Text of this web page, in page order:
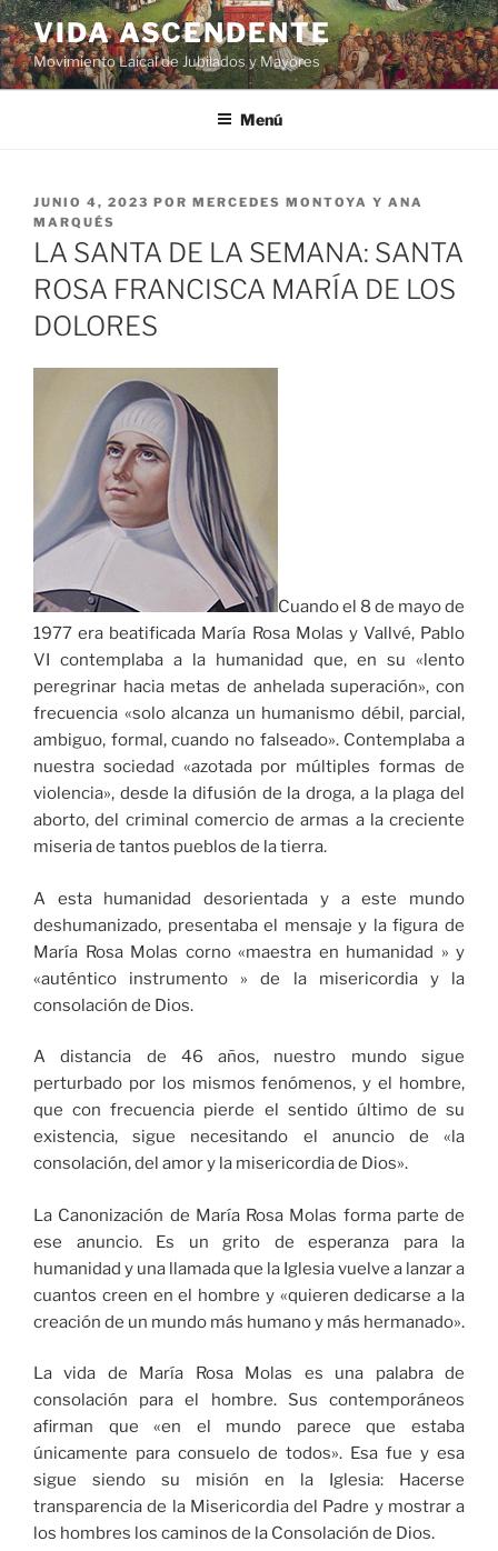
VIDA ASCENDENTE
Movimiento Laical de Jubilados y Mayores
Menú
JUNIO 4, 2023 POR MERCEDES MONTOYA Y ANA
MARQUÉS
LA SANTA DE LA SEMANA: SANTA
ROSA FRANCISCA MARÍA DE LOS
DOLORES
Cuando el 8 de mayo de
1977 era beatificada María Rosa Molas y Vallvé, Pablo
VI contemplaba a la humanidad que, en su «lento
peregrinar hacia metas de anhelada superación», con
frecuencia «solo alcanza un humanismo débil, parcial,
ambiguo, formal, cuando no falseado». Contemplaba a
nuestra sociedad «azotada por múltiples formas de
violencia», desde la difusión de la droga, a la plaga del
aborto, del criminal comercio de armas a la creciente
miseria de tantos pueblos de la tierra.
A esta humanidad desorientada y a este mundo
deshumanizado, presentaba el mensaje y la figura de
María Rosa Molas corno «maestra en humanidad » y
«auténtico instrumento » de la misericordia y la
consolación de Dios.
A distancia de 46 años, nuestro mundo sigue
perturbado por los mismos fenómenos, y el hombre,
que con frecuencia pierde el sentido último de su
existencia, sigue necesitando el anuncio de «la
consolación, del amor y la misericordia de Dios».
La Canonización de María Rosa Molas forma parte de
ese anuncio. Es un grito de esperanza para la
humanidad y una llamada que la Iglesia vuelve a lanzar a
cuantos creen en el hombre y «quieren dedicarse a la
creación de un mundo más humano y más hermanado».
La vida de María Rosa Molas es una palabra de
consolación para el hombre. Sus contemporáneos
afirman que «en el mundo parece que estaba
únicamente para consuelo de todos». Esa fue y esa
sigue siendo su misión en la Iglesia: Hacerse
transparencia de la Misericordia del Padre y mostrar a
los hombres los caminos de la Consolación de Dios.